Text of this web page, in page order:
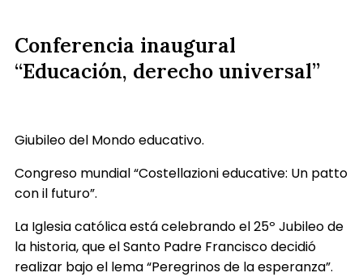
Conferencia inaugural
“Educación, derecho universal”
Giubileo del Mondo educativo.
Congreso mundial “Costellazioni educative: Un patto
con il futuro”.
La Iglesia católica está celebrando el 25º Jubileo de
la historia, que el Santo Padre Francisco decidió
realizar bajo el lema “Peregrinos de la esperanza”.